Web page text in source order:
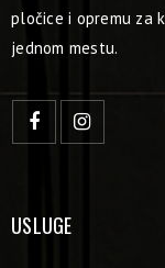
pločice i opremu za
jednom mestu.
USLUGE